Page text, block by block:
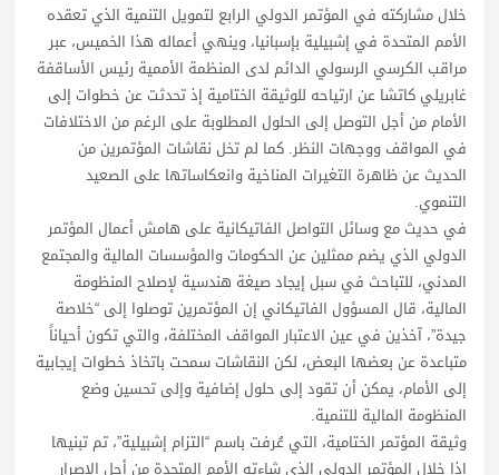
خلال مشاركته في المؤتمر الدولي الرابع لتمويل التنمية الذي تعقده
الأمم المتحدة في إشبيلية بإسبانيا، وينهي أعماله هذا الخميس، عبر
مراقب الكرسي الرسولي الدائم لدى المنظمة الأممية رئيس الأساقفة
غابريلي كاتشا عن ارتياحه للوثيقة الختامية إذ تحدثت عن خطوات إلى
الأمام من أجل التوصل إلى الحلول المطلوبة على الرغم من الاختلافات
في المواقف ووجهات النظر. كما لم تخل نقاشات المؤتمرين من
الحديث عن ظاهرة التغيرات المناخية وانعكاساتها على الصعيد
التنموي.
في حديث مع وسائل التواصل الفاتيكانية على هامش أعمال المؤتمر
الدولي الذي يضم ممثلين عن الحكومات والمؤسسات المالية والمجتمع
المدني، للتباحث في سبل إيجاد صيغة هندسية لإصلاح المنظومة
المالية، قال المسؤول الفاتيكاني إن المؤتمرين توصلوا إلى “خلاصة
جيدة”، آخذين في عين الاعتبار المواقف المختلفة، والتي تكون أحياناً
متباعدة عن بعضها البعض، لكن النقاشات سمحت باتخاذ خطوات إيجابية
إلى الأمام، يمكن أن تقود إلى حلول إضافية وإلى تحسين وضع
المنظومة المالية للتنمية.
وثيقة المؤتمر الختامية، التي عُرفت باسم “التزام إشبيلية”، تم تبنيها
إذا خلال المؤتمر الدولي الذي شاءته الأمم المتحدة من أجل الإصرار